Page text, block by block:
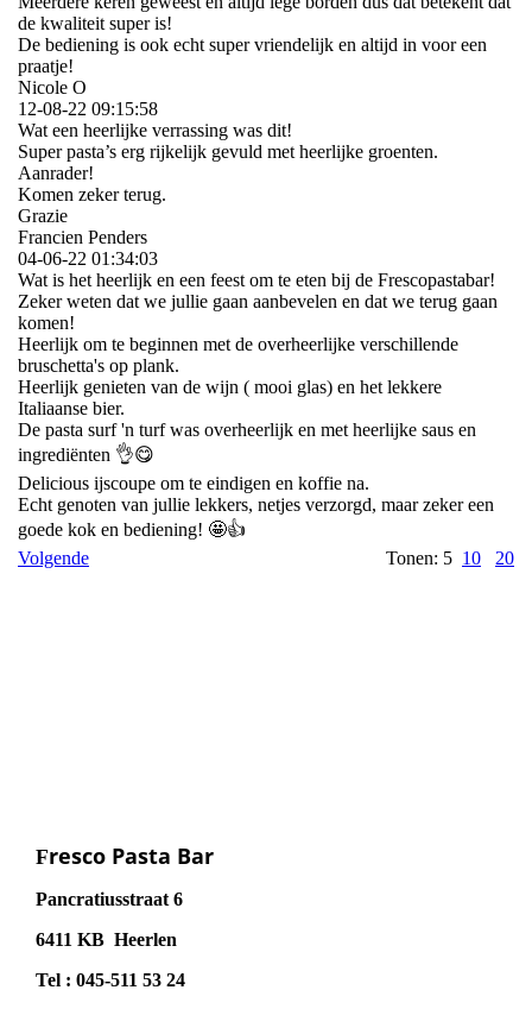
de kwaliteit super is!
De bediening is ook echt super vriendelijk en altijd in voor een
praatje!
Nicole O
12-08-22 09:15:58
Wat een heerlijke verrassing was dit!
Super pasta’s erg rijkelijk gevuld met heerlijke groenten.
Aanrader!
Komen zeker terug.
Grazie
Francien Penders
04-06-22 01:34:03
Wat is het heerlijk en een feest om te eten bij de Frescopastabar!
Zeker weten dat we jullie gaan aanbevelen en dat we terug gaan
komen!
Heerlijk om te beginnen met de overheerlijke verschillende
bruschetta's op plank.
Heerlijk genieten van de wijn ( mooi glas) en het lekkere
Italiaanse bier.
De pasta surf 'n turf was overheerlijk en met heerlijke saus en
ingrediënten 👌😋
Delicious ijscoupe om te eindigen en koffie na.
Echt genoten van jullie lekkers, netjes verzorgd, maar zeker een
goede kok en bediening! 🤩👍
Volgende
Tonen: 5 10 20
Fresco Pasta Bar
Pancratiusstraat 6
6411 KB Heerlen
Tel : 045-511 53 24